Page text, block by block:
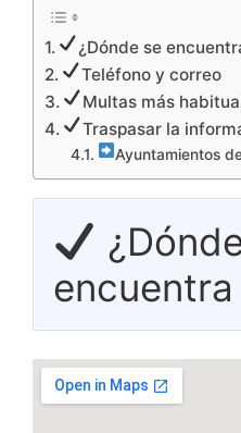
¿Dónde se
Teléfono y correo
Multas más
Traspasar la
Ayuntamientos